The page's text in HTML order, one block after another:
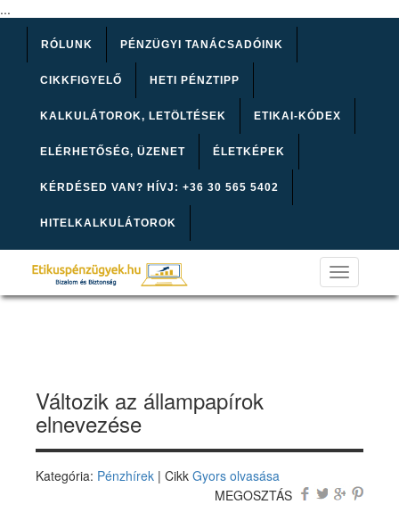
...
RÓLUNK PÉNZÜGYI TANÁCSADÓINK
CIKKFIGYELŐ HETI PÉNZTIPP
KALKULÁTOROK, LETÖLTÉSEK ETIKAI-KÓDEX
ELÉRHETŐSÉG, ÜZENET ÉLETKÉPEK
KÉRDÉSED VAN? HÍVJ: +36 30 565 5402
HITELKALKULÁTOROK
Toggle
navigation
Változik az állampapírok
elnevezése
Kategória: Pénzhírek | Cikk Gyors olvasása
MEGOSZTÁS